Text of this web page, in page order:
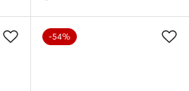
-54%